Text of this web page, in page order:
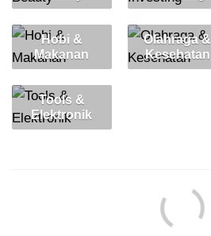
Hobi &
Makanan
Olahraga &
Kesehatan
Tools &
Elektronik